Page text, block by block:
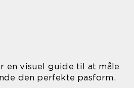
en visuel guide til at måle
den perfekte pasform.